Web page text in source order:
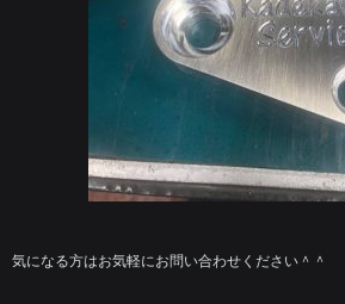
気になる方はお気軽にお問い合わせください＾＾